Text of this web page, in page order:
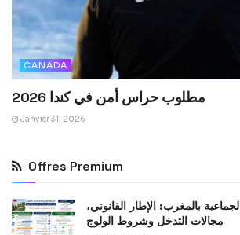
CANADA
مطلوب حراس أمن في كندا 2026
Janvier 31, 2026
Offres Premium
بالمغرب: الإطار القانوني،
مجالات التدخل وشروط الولوج